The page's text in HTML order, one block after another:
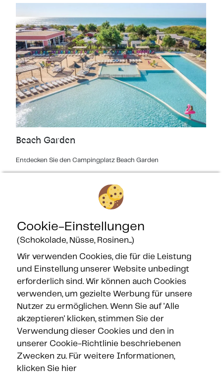
Beach Garden
Entdecken Sie den Campingplatz Beach Garden
Gesicherte Zahlung
Cookie-Einstellungen
(Schokolade, Nüsse, Rosinen...)
Wir verwenden Cookies, die für die Leistung
und Einstellung unserer Website unbedingt
erforderlich sind. Wir können auch Cookies
verwenden, um gezielte Werbung für unsere
Nutzer zu ermöglichen. Wenn Sie auf 'Alle
akzeptieren' klicken, stimmen Sie der
Verwendung dieser Cookies und den in
unserer Cookie-Richtlinie beschriebenen
Zwecken zu. Für weitere Informationen,
klicken Sie hier